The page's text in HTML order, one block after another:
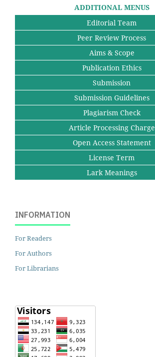
ADDITIONAL MENUS
Editorial Team
Peer Review Process
Aims & Scope
Publication Ethics
Submission
Submission Guidelines
Plagiarism Check
Article Processing Charge
Open Access Statement
License Term
Lark Meanings
INFORMATION
For Readers
For Authors
For Librarians